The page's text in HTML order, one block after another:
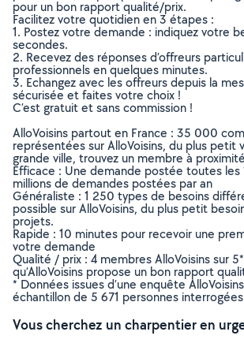
pour un bon rapport qualité/prix.
Facilitez votre quotidien en 3 étapes :
1. Postez votre demande : indiquez votre
secondes.
2. Recevez des réponses d’offreurs
professionnels en quelques minutes.
3. Echangez avec les offreurs depuis la
sécurisée et faites votre choix !
C’est gratuit et sans commission !
AlloVoisins partout en France : 35 000
représentées sur AlloVoisins, du plus petit
grande ville, trouvez un membre à
Efficace : Une demande postée toutes les
millions de demandes postées par an
Généraliste : 1 250 types de besoins
possible sur AlloVoisins, du plus petit
projets.
Rapide : 10 minutes pour recevoir une
votre demande
Qualité / prix : 4 membres AlloVoisins sur
qu’AlloVoisins propose un bon rapport
* Données issues d’une enquête
échantillon de 5 671 personnes
Vous cherchez un charpentier en